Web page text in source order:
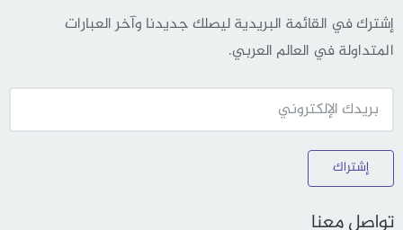
إشترك في القائمة البريدية ليصلك جديدنا وآخر العبارات
المتداولة في العالم العربي.
إشتراك
تواصل معنا